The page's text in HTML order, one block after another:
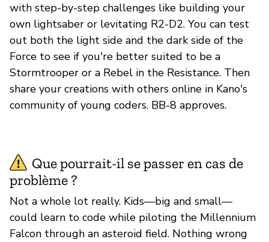
with step-by-step challenges like building your
own lightsaber or levitating R2-D2. You can test
out both the light side and the dark side of the
Force to see if you're better suited to be a
Stormtrooper or a Rebel in the Resistance. Then
share your creations with others online in Kano's
community of young coders. BB-8 approves.
Que pourrait-il se passer en cas de
problème ?
Not a whole lot really. Kids—big and small—
could learn to code while piloting the Millennium
Falcon through an asteroid field. Nothing wrong